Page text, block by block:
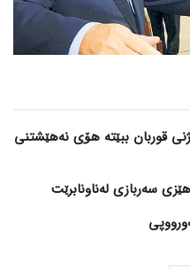
قوربان ببێتە هۆی نەهێشتنی
سەربازی لەناونابرێت